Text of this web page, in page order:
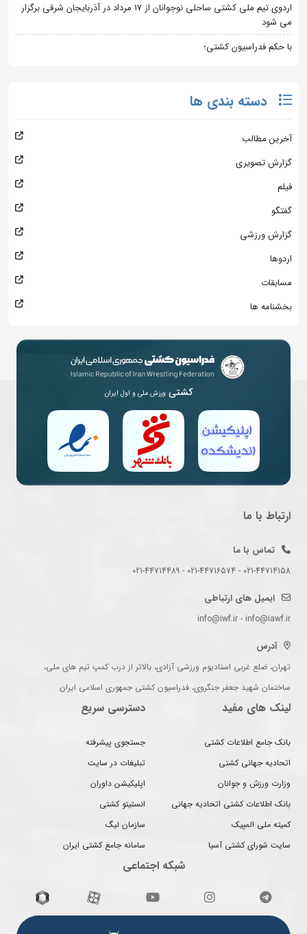
اردوی تیم ملی کشتی ساحلی نوجوانان از 17 مرداد در آذربایجان شرقی برگزار
می شود
با حکم فدراسیون کشتی؛
دسته بندی ها
آخرین مطالب
گزارش تصویری
فیلم
گفتگو
گزارش ورزشی
اردوها
مسابقات
بخشنامه ها
کشتی ورزش ملی و اول ایران
ارتباط با ما
تماس با ما
021-44714158 - 021-44716574 - 021-44714489
ایمیل های ارتباطی
info@iwf.ir - info@iawf.ir
آدرس
تهران، ضلع غربی استادیوم ورزشی آزادی، بالاتر از درب کمپ تیم های ملی،
ساختمان شهید جعفر جنگروی، فدراسیون کشتی جمهوری اسلامی ایران
لینک های مفید
بانک جامع اطلاعات کشتی
اتحادیه جهانی کشتی
وزارت ورزش و جوانان
بانک اطلاعات کشتی اتحادیه جهانی
کمیته ملی المپیک
سایت شورای کشتی آسیا
دسترسی سریع
جستجوی پیشرفته
تبلیغات در سایت
اپلیکیشن داوران
انستیتو کشتی
سازمان لیگ
سامانه جامع کشتی ایران
شبکه اجتماعی